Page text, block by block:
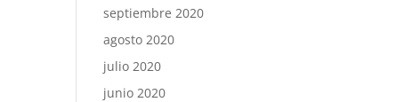
septiembre 2020
agosto 2020
julio 2020
junio 2020